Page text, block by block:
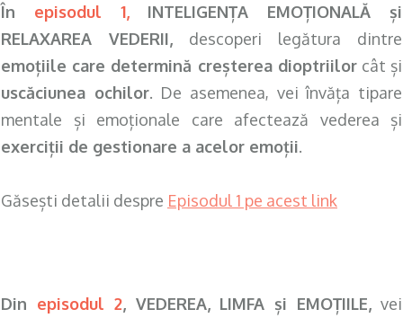
În episodul 1,INTELIGENȚA EMOȚIONALĂ și
RELAXAREA VEDERII, descoperi legătura dintre
emoțiile care determină creșterea dioptriilorcât și
uscăciunea ochilor. De asemenea, vei învăța tipare
mentale și emoționale care afectează vederea și
exerciții de gestionare a acelor emoții.
Găsești detalii despre Episodul 1 pe acest link
Din episodul 2, VEDEREA, LIMFA și EMOȚIILE, vei